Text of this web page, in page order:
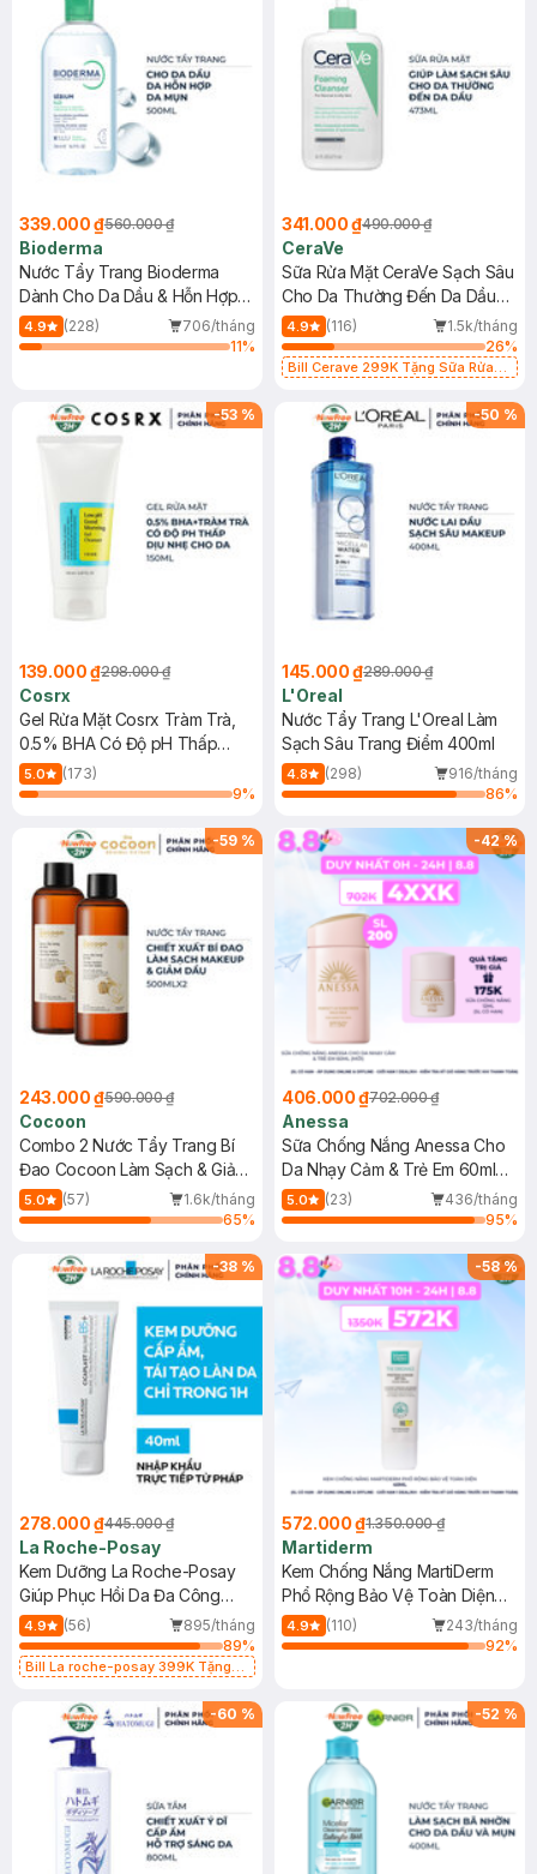
339.000 ₫560.000 ₫
Bioderma
Nước Tẩy Trang Bioderma
Dành Cho Da Dầu & Hỗn Hợp
500ml
4.9 (228)
706/tháng
11%
341.000 ₫490.000 ₫
CeraVe
Sữa Rửa Mặt CeraVe Sạch Sâu
Cho Da Thường Đến Da Dầu
473ml
4.9 (116)
1.5k/tháng
26%
Bill Cerave 299K Tặng Sữa Rửa
-53 %
139.000 ₫298.000 ₫
Cosrx
Gel Rửa Mặt Cosrx Tràm Trà,
0.5% BHA Có Độ pH Thấp
150ml
5.0
(173)
9%
-50 %
145.000 ₫289.000 ₫
L'Oreal
Nước Tẩy Trang L'Oreal Làm
Sạch Sâu Trang Điểm 400ml
4.8 (298)
916/tháng
86%
-59 %
243.000 ₫590.000 ₫
Cocoon
Combo 2 Nước Tẩy Trang Bí
Đao Cocoon Làm Sạch & Giảm
Dầu 500ml
5.0 (57)
1.6k/tháng
65%
-42%
406.000 ₫702.000 ₫
Anessa
Sữa Chống Nắng Anessa Cho
Da Nhạy Cảm & Trẻ Em 60ml
(Mới)
5.0 (23)
436/tháng
95%
-38 %
278.000 ₫445.000 ₫
La Roche-Posay
Kem Dưỡng La Roche-Posay
Giúp Phục Hồi Da Đa Công
Dụng 40ml
4.9 (56)
895/tháng
89%
Bill La roche-posay 399K Tặng
(SL có hạn)
-58%
572.000 ₫1.350.000 ₫
Martiderm
Kem Chống Nắng MartiDerm
Phổ Rộng Bảo Vệ Toàn Diện
40ml
4.9 (110)
243/tháng
92%
-60 % -52 %